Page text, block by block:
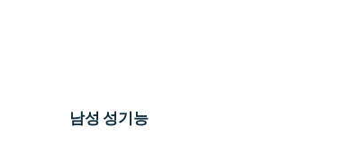
남성 성기능